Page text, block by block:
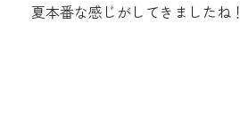
夏本番な感じがしてきましたね！